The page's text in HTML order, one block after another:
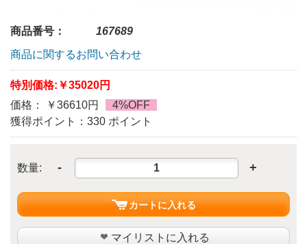
商品番号：
167689
商品に関するお問い合わせ
特別価格: ￥35020円
価格： ￥36610円
4%OFF
獲得ポイント：330 ポイント
数量: - +
カートに入れる
マイリストに入れる